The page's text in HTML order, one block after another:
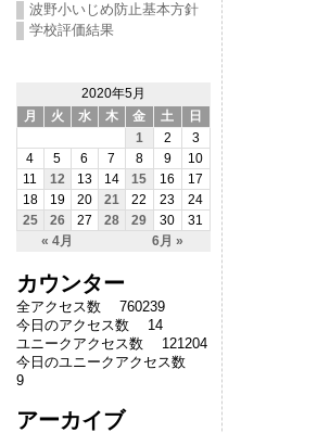
波野小いじめ防止基本方針
学校評価結果
2020年5月
月
火 水 木 金 土 日
« 4月 6月 »
1 2
3
4
5 6 7 8 9
10
11
12 13 14 15 16
17
18
19 20 21 22 23
24
25
26 27 28 29 30 31
カウンター
全アクセス数 760239
今日のアクセス数 14
ユニークアクセス数 121204
今日のユニークアクセス数
9
アーカイブ